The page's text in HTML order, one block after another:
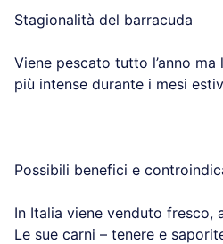
Stagionalità del barracuda
Viene pescato tutto l’anno
più intense durante i mesi
Possibili benefici e
In Italia viene venduto fresco,
Le sue carni – tenere e